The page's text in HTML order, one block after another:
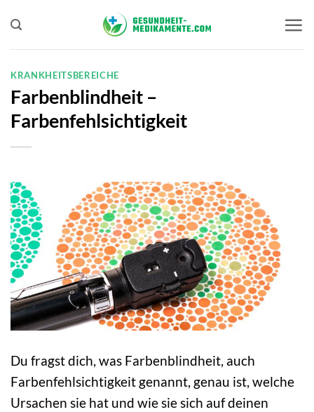
Inhalt
springen
KRANKHEITSBEREICHE
Farbenblindheit –
Farbenfehlsichtigkeit
Du fragst dich, was Farbenblindheit, auch
Farbenfehlsichtigkeit genannt, genau ist, welche
Ursachen sie hat und wie sie sich auf deinen